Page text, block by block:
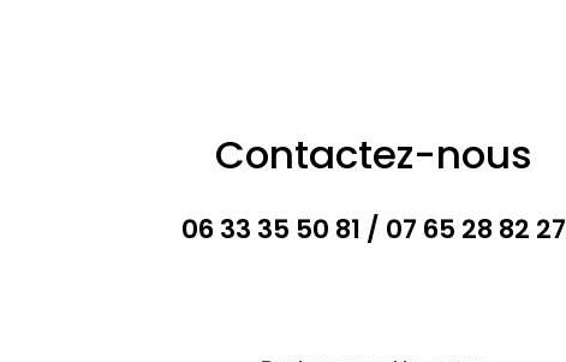
Contactez-nous
06 33 35 50 81 / 07 65 28 82 27